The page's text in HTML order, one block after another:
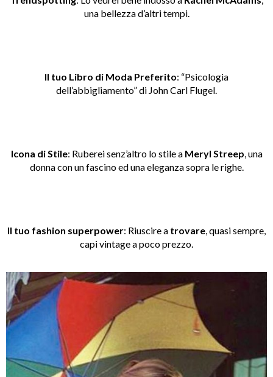
una bellezza d’altri tempi.
Il tuo Libro di Moda Preferito: “Psicologia
dell’abbigliamento” di John Carl Flugel.
Icona di Stile: Ruberei senz’altro lo stile a Meryl Streep, una
donna con un fascino ed una eleganza sopra le righe.
Il tuo fashion superpower: Riuscire a trovare, quasi sempre,
capi vintage a poco prezzo.